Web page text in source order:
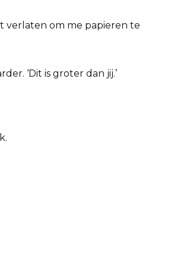
verlaten om me papieren te
‘Dit is groter dan jij.’